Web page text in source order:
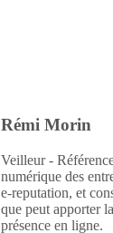
Rémi Morin
Veilleur -
numérique des
e-reputation, et
que peut apporter
présence en ligne.